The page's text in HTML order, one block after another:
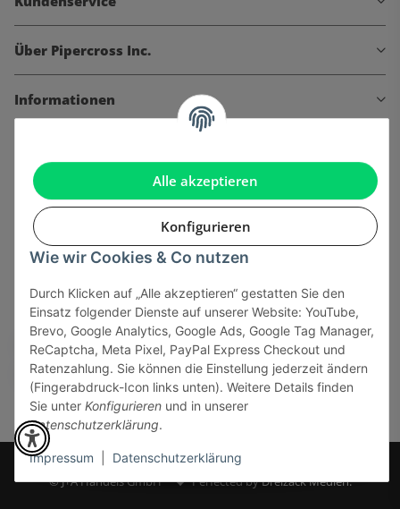
Alle akzeptieren
Konfigurieren
Wie wir Cookies & Co nutzen
Durch Klicken auf „Alle akzeptieren“ gestatten Sie den
Einsatz folgender Dienste auf unserer Website: YouTube,
Brevo, Google Analytics, Google Ads, Google Tag Manager,
ReCaptcha, Meta Pixel, PayPal Express Checkout und
Ratenzahlung. Sie können die Einstellung jederzeit ändern
(Fingerabdruck-Icon links unten). Weitere Details finden
Sie unter Konfigurieren und in unserer
Datenschutzerklärung.
Impressum Datenschutzerklärung
Über Pipercross Inc.
Informationen
Onlinehandel basiert auf Vertrauen:
Sicher bezahlen via:
* Alle Preise inkl. gesetzlicher USt., zzgl.
© J+A Handels GmbH
Perfected byDreizack Medien.